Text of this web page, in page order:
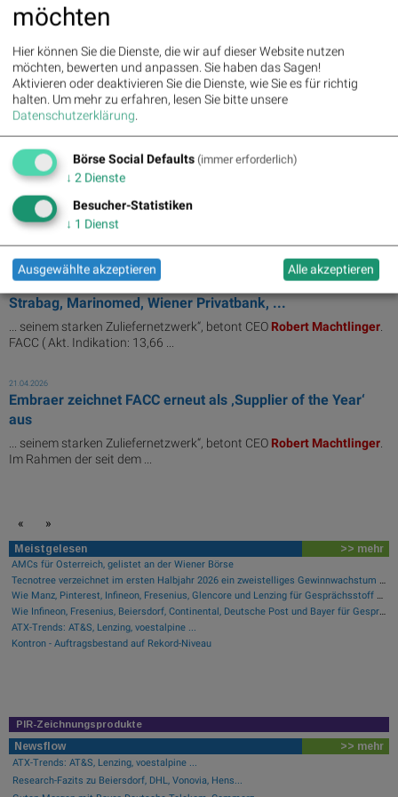
... seinem starken Zuliefernetzwerk“, betont CEO
Momo85 zu AIR (23.04 ...
24.04.2026
Wie Wolford, FACC, EuroTeleSites AG, Linz Textil Holding,
UBM und CPI Europe AG für Ges...
... seinem starken Zuliefernetzwerk“, betont CEO
22.04.2026
Wie EuroTeleSites AG, SW Umwelttechnik, Amag, RHI
Magnesita, Wolford und FACC für Gespr...
... seinem starken Zuliefernetzwerk“, betont CEO
22.04.2026
PIR-News: Telekom Austria-Zahlen, News zu AT&S,
Strabag, Marinomed, Wiener Privatbank, ...
... seinem starken Zuliefernetzwerk“, betont CEO Robert Machtlinger.
FACC ( Akt. Indikation: 13,66 ...
21.04.2026
Embraer zeichnet FACC erneut als ‚Supplier of the Year‘
aus
... seinem starken Zuliefernetzwerk“, betont CEO Robert Machtlinger.
Im Rahmen der seit dem ...
« »
Meistgelesen >> mehr
AMCs für Österreich, gelistet an der Wiener Börse
Wie Manz, Pinterest, Infineon, Fresenius, Glencore und Lenzing für Gesprächsstoff sorgten
Wie Infineon, Fresenius, Beiersdorf, Continental, Deutsche Post und Bayer für Gesprächsstoff im DAX sorgten
ATX-Trends: AT&S, Lenzing, voestalpine ...
Kontron - Auftragsbestand auf Rekord-Niveau
PIR-Zeichnungsprodukte
Newsflow >> mehr
ATX-Trends: AT&S, Lenzing, voestalpine ...
Research-Fazits zu Beiersdorf, DHL, Vonovia, Hens...
möchten
Hier können Sie die Dienste, die wir auf dieser Website nutzen
möchten, bewerten und anpassen. Sie haben das Sagen!
Aktivieren oder deaktivieren Sie die Dienste, wie Sie es für richtig
halten. Um mehr zu erfahren, lesen Sie bitte unsere
Datenschutzerklärung.
Börse Social Defaults (immer erforderlich)
↓ 2 Dienste
Besucher-Statistiken
↓ 1 Dienst
Ausgewählte akzeptieren Alle akzeptieren